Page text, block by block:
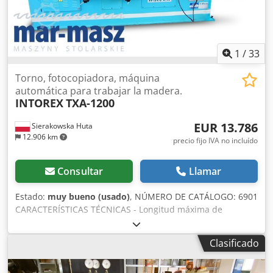
m/min - Velocidad de recorrido del eje Y: máx. 20 m/min -
Aceleración X/Y/Z a 10 m/s² Atención: el artículo debe ser
recogido en una fecha aún por confirmar entre el 7 y el 14
de octubre de 2026. FCA D-35576 Wetzlar - cargado en un
1 /33
Sierakowska Huta
12.906 km
Torno, fotocopiadora, máquina
automática para trabajar la madera.
INTOREXTXA-1200
EUR 13.786
precio fijo IVA no incluído
Consultar Llamar
Estado: muy bueno (usado), NÚMERO DE CATÁLOGO: 6901
CARACTERÍSTICAS TÉCNICAS - Longitud máxima de
torneado: 1200 mm - Diámetro máximo de torneado: 210
mm - Diámetro máximo de torneado con soporte estándar:
90 mm - Dimensión máxima de material cuadrado para
torneado con alimentación automática: 100 mm - 3
Clasificado